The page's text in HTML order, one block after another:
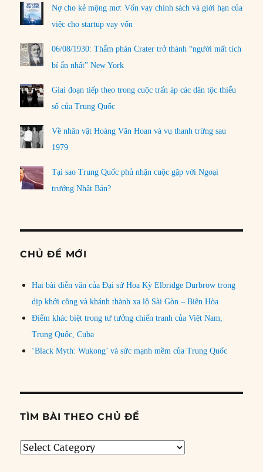
Nợ cho kẻ mộng mơ: Vốn vay chính sách và giới hạn của
việc cho startup vay vốn
06/08/1930: Thẩm phán Crater trở thành “người mất tích
bí ẩn nhất” New York
Giai đoạn tiếp theo trong cuộc trấn áp các dân tộc thiểu
số của Trung Quốc
Về nhân vật Hoàng Văn Hoan và vụ thanh trừng sau
1979
Tại sao Trung Quốc phủ nhận cuộc gặp với Ngoại
trưởng Nhật Bản?
CHỦ ĐỀ MỚI
Hai bài diễn văn của Đại sứ Hoa Kỳ Elbridge Durbrow trong
dịp khởi công và khánh thành xa lộ Sài Gòn – Biên Hòa
Điểm khác biệt trong tư tưởng chiến tranh của Việt Nam,
Trung Quốc, Cuba
‘Black Myth: Wukong’ và sức mạnh mềm của Trung Quốc
TÌM BÀI THEO CHỦ ĐỀ
Tìm